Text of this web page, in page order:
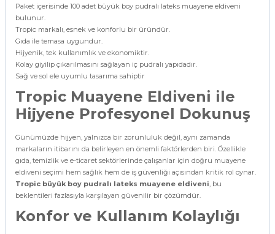
Paket içerisinde 100 adet büyük boy pudralı lateks muayene eldiveni
bulunur.
Tropic markalı, esnek ve konforlu bir üründür.
Gıda ile temasa uygundur.
Hijyenik, tek kullanımlık ve ekonomiktir.
Kolay giyilip çıkarılmasını sağlayan iç pudralı yapıdadır.
Sağ ve sol ele uyumlu tasarıma sahiptir
Tropic Muayene Eldiveni ile
Hijyene Profesyonel Dokunuş
Günümüzde hijyen, yalnızca bir zorunluluk değil, aynı zamanda
markaların itibarını da belirleyen en önemli faktörlerden biri. Özellikle
gıda, temizlik ve e-ticaret sektörlerinde çalışanlar için doğru muayene
eldiveni seçimi hem sağlık hem de iş güvenliği açısından kritik rol oynar.
Tropic büyük boy pudralı lateks muayene eldiveni, bu
beklentileri fazlasıyla karşılayan güvenilir bir çözümdür.
Konfor ve Kullanım Kolaylığı